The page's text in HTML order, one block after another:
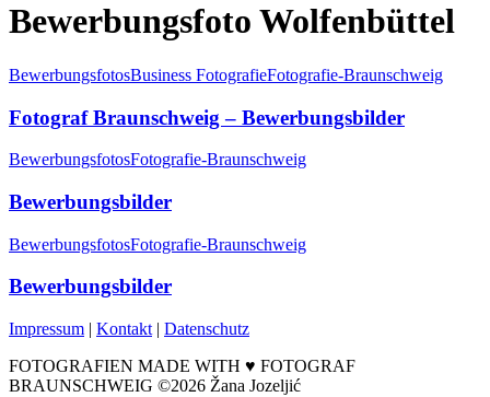
Bewerbungsfoto Wolfenbüttel
BewerbungsfotosBusiness FotografieFotografie-Braunschweig
Fotograf Braunschweig – Bewerbungsbilder
BewerbungsfotosFotografie-Braunschweig
Bewerbungsbilder
BewerbungsfotosFotografie-Braunschweig
Bewerbungsbilder
Impressum | Kontakt | Datenschutz
FOTOGRAFIEN MADE WITH ♥ FOTOGRAF
BRAUNSCHWEIG ©2026 Žana Jozeljić